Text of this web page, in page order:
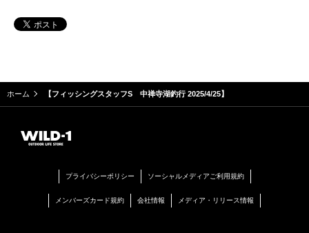
ホーム 【フィッシングスタッフS 中禅寺湖釣行 2025/4/25】
プライバシーポリシー ソーシャルメディアご利用規約
メンバーズカード規約 会社情報 メディア・リリース情報